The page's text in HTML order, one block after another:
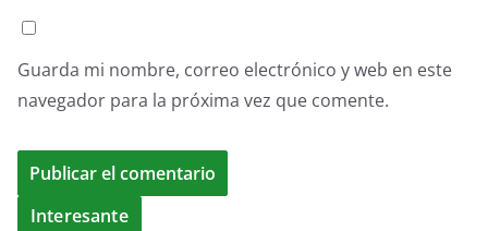
Guarda mi nombre, correo electrónico y web en este
navegador para la próxima vez que comente.
Interesante